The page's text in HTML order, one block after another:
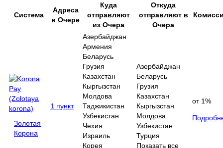
Система
Адреса
в Очере
Куда
отправляют
из Очера
Откуда
отправляют в
Очера
Золотая
Корона
1 пункт
Азербайджан
Армения
Беларусь
Грузия
Казахстан
Кыргызстан
Молдова
Таджикистан
Узбекистан
Чехия
Израиль
Корея
Азербайджан
Беларусь
Грузия
Казахстан
Кыргызстан
Молдова
Узбекистан
Турция
Показать все
от 1%